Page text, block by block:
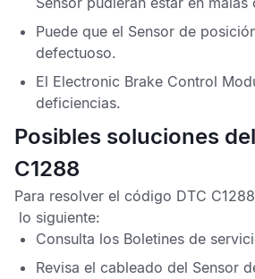
Puede que el Sensor de
defectuoso.
El Electronic Brake Control
deficiencias.
Posibles soluciones
C1288
Para resolver el código DTC
lo siguiente:
Consulta los Boletines de
Revisa el cableado del Sensor